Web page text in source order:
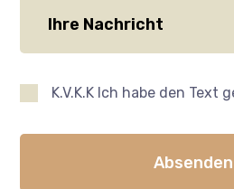
K.V.K.K Ich habe den Text
Absenden